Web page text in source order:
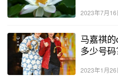
2023年7月16
马嘉祺
多少号码
2023年1月26